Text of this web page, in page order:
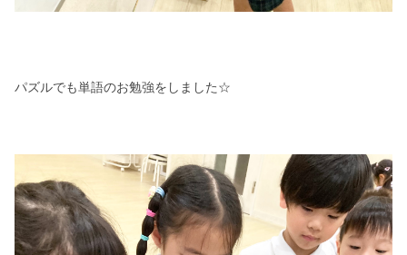
パズルでも単語のお勉強をしました☆